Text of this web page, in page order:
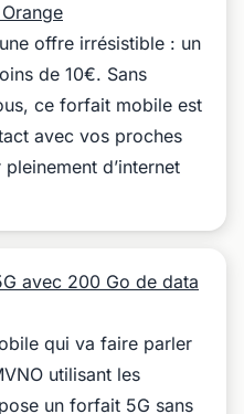
offre irrésistible : un
de 10€. Sans
ce forfait mobile est
avec vos proches
d’internet
avec 200 Go de data
qui va faire parler
utilisant les
un forfait 5G sans